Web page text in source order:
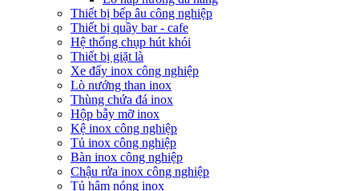
Thiết bị bếp âu công nghiệp
Thiết bị quầy bar - cafe
Hệ thống chụp hút khói
Thiết bị giặt là
Xe đẩy inox công nghiệp
Lò nướng than inox
Thùng chứa đá inox
Hộp bẫy mỡ inox
Kệ inox công nghiệp
Tủ inox công nghiệp
Bàn inox công nghiệp
Chậu rửa inox công nghiệp
Tủ hâm nóng inox